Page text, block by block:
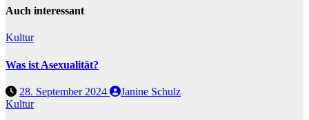
Auch interessant
Kultur
Was ist Asexualität?
28. September 2024
Janine Schulz
Kultur